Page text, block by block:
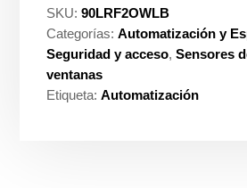
180G
15M
Lutron
ref.
LRF2-
SKU:90LRF2OWLB
Categorías:Automatización y
Seguridad y acceso,Sensores
ventanas
Etiqueta:Automatización